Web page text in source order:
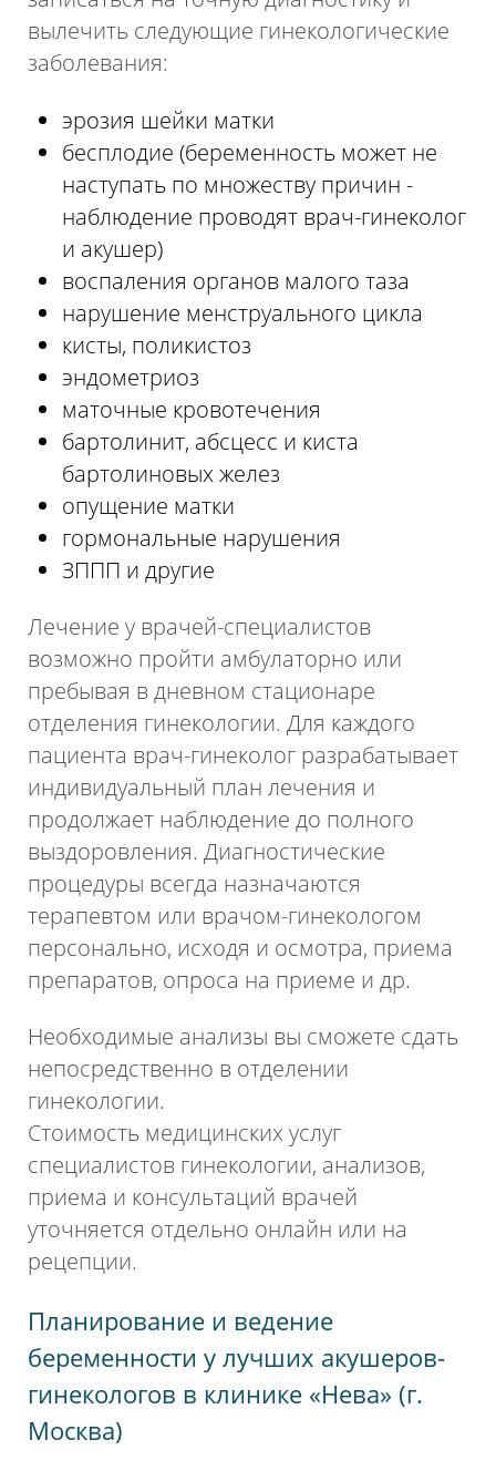
вылечить следующие гинекологические
заболевания:
эрозия шейки матки
бесплодие (беременность может не
наступать по множеству причин -
наблюдение проводят врач-гинеколог
и акушер)
воспаления органов малого таза
нарушение менструального цикла
кисты, поликистоз
эндометриоз
маточные кровотечения
бартолинит, абсцесс и киста
бартолиновых желез
опущение матки
гормональные нарушения
ЗППП и другие
Лечение у врачей-специалистов
возможно пройти амбулаторно или
пребывая в дневном стационаре
отделения гинекологии. Для каждого
пациента врач-гинеколог разрабатывает
индивидуальный план лечения и
продолжает наблюдение до полного
выздоровления. Диагностические
процедуры всегда назначаются
терапевтом или врачом-гинекологом
персонально, исходя и осмотра, приема
препаратов, опроса на приеме и др.
Необходимые анализы вы сможете сдать
непосредственно в отделении
гинекологии.
Стоимость медицинских услуг
специалистов гинекологии, анализов,
приема и консультаций врачей
уточняется отдельно онлайн или на
рецепции.
Планирование и ведение
беременности у лучших акушеров-
гинекологов в клинике «Нева» (г.
Москва)